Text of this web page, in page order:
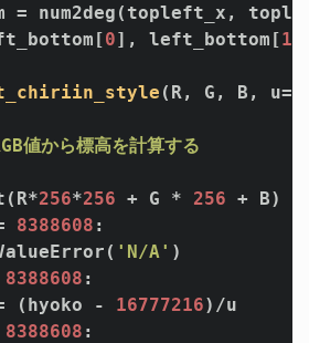
= num2deg(topleft_x,
0], left_bottom[1
(R, G, B, u=
値から標高を計算する
256*256 + G * 256 + B)
8388608 :
'N/A' )
8388608 :
(hyoko -
16777216)/u
8388608 :